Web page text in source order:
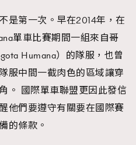
是第一次。早在2014年，在
單車比賽期間一組來自哥
Humana）的隊服，也曾
服中間一截肉色的區域讓穿
。 國際單車聯盟更因此發信
他們要遵守有關要在國際賽
的條款。